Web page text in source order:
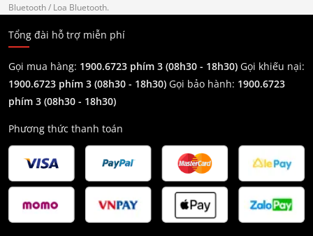
Bluetooth/ Loa Bluetooth.
Tổng đài hỗ trợ miễn phí
Gọi mua hàng: 1900.6723 phím 3 (08h30 - 18h30) Gọi khiếu nại:
1900.6723 phím 3 (08h30 - 18h30) Gọi bảo hành: 1900.6723
phím 3 (08h30 - 18h30)
Phương thức thanh toán